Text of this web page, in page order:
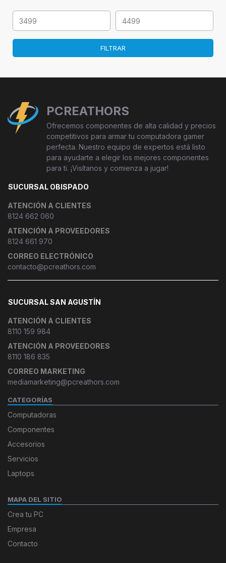
FILTRAR
PCREATHORS
Ofrecemos componentes de alta calidad y precios
competitivos para armar tu computadora gamer
perfecta. Nuestro equipo de expertos está listo
para ayudarte a elegir los mejores componentes
para ti. ¡Visítanos y comienza a jugar!
SUCURSAL OBISPADO
ATENCIÓN A CLIENTES
8124 662 060
ATENCIÓN A PROVEEDORES
8124 661 970
CORREO ELECTRÓNICO
contacto@pcreathors.com
SUCURSAL SAN AGUSTÍN
ATENCIÓN A CLIENTES
8110 159 984
ATENCIÓN A PROVEEDORES
8110 186 835
CORREO MARKETING
mediamarketing@pcreathors.com
CATEGORÍAS
Computadoras
Componentes
Accesorios
Servicios
Laptops
MAPA DEL SITIO
Crea tu PC
Empresa
Contacto